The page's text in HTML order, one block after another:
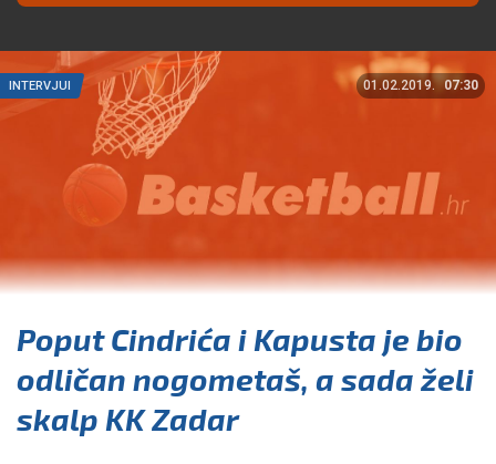
INTERVJUI 01.02.2019. 07:30
Poput Cindrića i Kapusta je bio
odličan nogometaš, a sada želi
skalp KK Zadar